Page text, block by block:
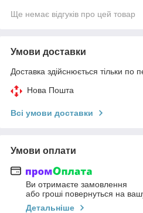
Ще немає відгуків про цей товар
Умови доставки
Доставка здійснюється тільки по
Нова Пошта
Всі умови доставки
Умови оплати
Ви отримаєте замовлення
або гроші повернуться на
Детальніше